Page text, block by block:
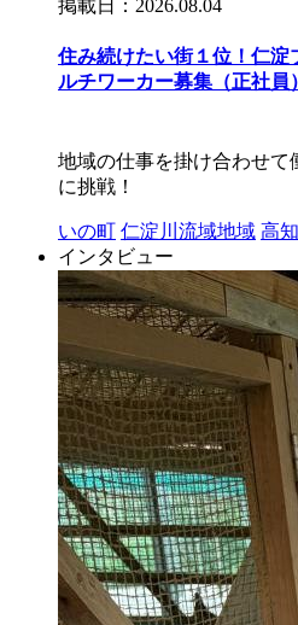
掲載日：2026.08.04
住み続けたい街１位！仁淀
ルチワーカー募集（正社員）
地域の仕事を掛け合わせて
に挑戦！
いの町 仁淀川流域地域 高知
インタビュー